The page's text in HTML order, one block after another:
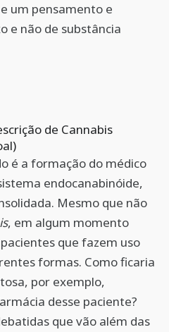
um pensamento e
e não de substância
de Cannabis
é a formação do médico
endocanabinóide,
Mesmo que não
, em algum momento
que fazem uso
formas. Como ficaria
por exemplo,
desse paciente?
que vão além das